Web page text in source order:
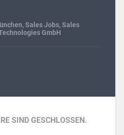
,Sales Jobs,Sales
GmbH
SIND GESCHLOSSEN.